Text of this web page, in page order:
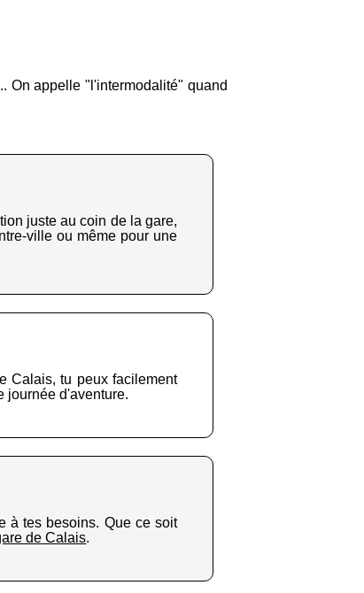
On appelle "l'intermodalité" quand
juste au coin de la gare,
ville ou même pour une
Calais, tu peux facilement
journée d'aventure.
à tes besoins. Que ce soit
de Calais.